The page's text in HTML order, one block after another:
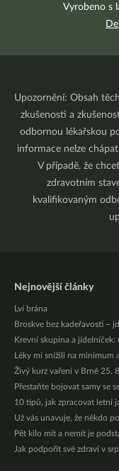
Vyrobeno s
Upozornění: Obsah
zkušenosti a
odbornou lékařskou
informace nelze
V případě, že
zdravotním
kvalifikovaným
Nejnovější články
Lví brána
Broskve bez kadeřavosti –
Krevní skupina a jídelníček:
Léky mi snížili na minimum
Živý kurz vaření v Brně 25.
Přestaňte bojovat samy se
10 tipů, jak zpracovat letní
Už vás unavuje, že někdo
Pět kilo mít a nemít je
Jak podpořit své zdraví v